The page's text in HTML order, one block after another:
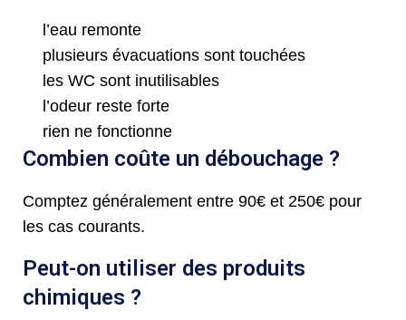
l’eau remonte
plusieurs évacuations sont touchées
les WC sont inutilisables
l’odeur reste forte
rien ne fonctionne
Combien coûte un débouchage ?
Comptez généralement entre 90€ et 250€ pour
les cas courants.
Peut-on utiliser des produits
chimiques ?